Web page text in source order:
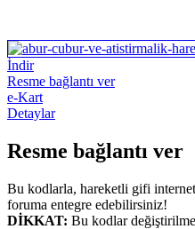
İndir
Resme bağlantı ver
e-Kart
Detaylar
Resme bağlantı ver
Bu kodlarla, hareketli gifi
foruma entegre edebilirsiniz!
DİKKAT: Bu kodlar